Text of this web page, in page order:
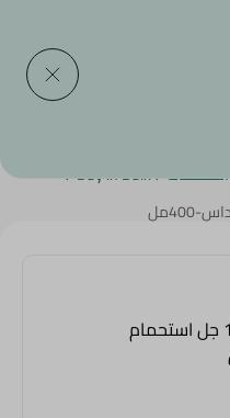
المنظفات/
Buy in Bulk
/